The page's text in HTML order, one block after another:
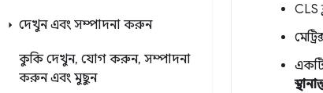
দেখুন এবং সম্পাদনা করুন
কুকি দেখুন, যোগ করুন, সম্পাদনা
করুন এবং মুছুন
CLS